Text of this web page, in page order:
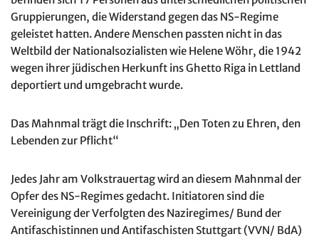
Gruppierungen, die Widerstand gegen das NS-Regime
geleistet hatten. Andere Menschen passten nicht in das
Weltbild der Nationalsozialisten wie Helene Wöhr, die 1942
wegen ihrer jüdischen Herkunft ins Ghetto Riga in Lettland
deportiert und umgebracht wurde.
Das Mahnmal trägt die Inschrift: „Den Toten zu Ehren, den
Lebenden zur Pflicht“
Jedes Jahr am Volkstrauertag wird an diesem Mahnmal der
Opfer des NS-Regimes gedacht. Initiatoren sind die
Vereinigung der Verfolgten des Naziregimes/ Bund der
Antifaschistinnen und Antifaschisten Stuttgart (VVN/ BdA)